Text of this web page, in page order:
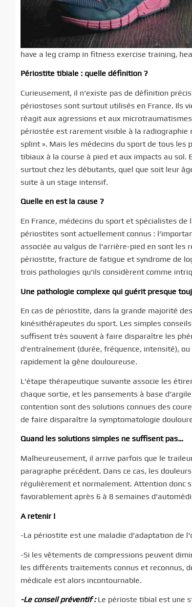
have a leg cramp in fitness exercise training,
Périostite tibiale : quelle définition ?
Curieusement, il n’existe pas de définition
périostoses sont surtout utilisés en France. Ils
réagit aux agressions et aux
périostée est rarement visible à la radiographie
splint ». Mais les médecins du sport de tous les
tibiaux à la course à pied et aux impacts au sol.
surtout chez les débutants, quel que soit leur
suite à un stage intensif.
Quelle en est la cause ?
En France, médecins du sport et spécialistes
périostites sont actuellement connus :
associée au valgus de l’arrière-pied en sont
périostite, fracture de fatigue et syndrome de
trois pathologies qu’ils considèrent comme
Une pathologie complexe qui guérit presque
En cas de périostite, dans la grande majorité
kinésithérapeutes du sport. Les simples
suffisent très souvent à faire disparaître les
d’entraînement (durée, fréquence, intensité),
rapidement la gêne douloureuse.
L’étape thérapeutique suivante associe les
chaque sortie, et les pansements à base
contention sont des solutions connues des
de faire disparaître la symptomatologie
Quand les solutions simples ne suffisent pas…
Malheureusement, il arrive parfois que le
paragraphe précédent. Dans ce cas, les
régulièrement et normalement. Attention donc
favorablement après 6 à 8 semaines
A retenir !
-La périostite est une maladie d’adaptation de
-Si les vêtements de compressions peuvent
les différents traitements connus et reconnus,
médicale est alors incontournable.
-Le conseil préventif :Le périoste tibial est une